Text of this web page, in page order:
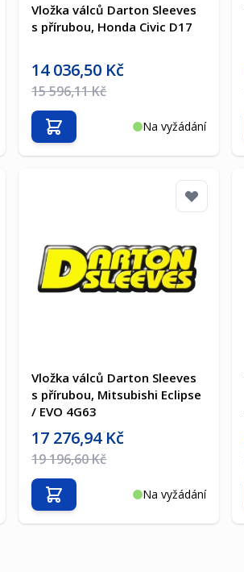
Vložka válců Darton Sleeves
s přírubou, Honda Civic D17
Akční cena
14 036,50 Kč
Běžná cena
15 596,11 Kč
Na vyžádání
Přidat do košíku
Vložka válců Darton Sleeves
s přírubou, Mitsubishi Eclipse
/ EVO 4G63
Akční cena
17 276,94 Kč
Běžná cena
19 196,60 Kč
Na vyžádání
Přidat do košíku